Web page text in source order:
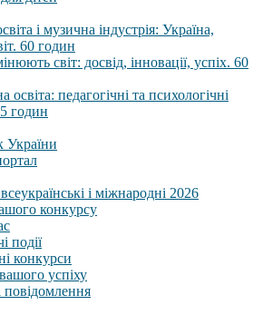
і музична індустрія: Україна,
60 годин
світ: досвід, інновації, успіх. 60
освіта: педагогічні та психологічні
годин
України
і міжнародні 2026
конкурсу
події
конкурси
успіху
повідомлення